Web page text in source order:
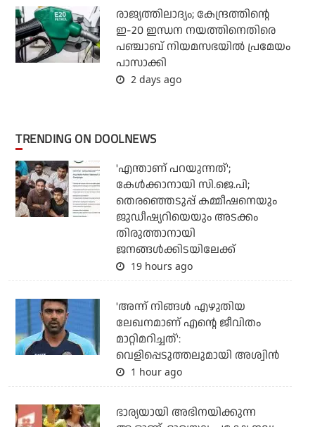
രാജ്യത്തിലാദ്യം; കേന്ദ്രത്തിന്റെ
ഇ-20 ഇന്ധന നയത്തിനെതിരെ
പഞ്ചാബ് നിയമസഭയില്‍ പ്രമേയം
പാസാക്കി
2 days ago
TRENDING ON DOOLNEWS
'എന്താണ് പറയുന്നത്';
കേള്‍ക്കാനായി സി.ജെ.പി;
തെരഞ്ഞെടുപ്പ് കമ്മീഷനെയും
ജുഡീഷ്യറിയെയും അടക്കം
തിരുത്താനായി
ജനങ്ങള്‍ക്കിടയിലേക്ക്
19 hours ago
'അന്ന് നിങ്ങള്‍ എഴുതിയ
ലേഖനമാണ് എന്റെ ജീവിതം
മാറ്റിമറിച്ചത്':
വെളിപ്പെടുത്തലുമായി അശ്വിന്‍
1 hour ago
ഭാര്യയായി അഭിനയിക്കുന്ന